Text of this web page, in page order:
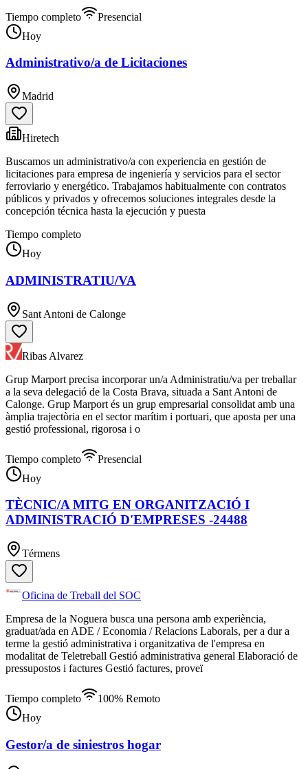
Tiempo completo
Presencial
Hoy
Administrativo/a de Licitaciones
Madrid
Hiretech
Buscamos un administrativo/a con experiencia en gestión de
licitaciones para empresa de ingeniería y servicios para el sector
ferroviario y energético. Trabajamos habitualmente con contratos
públicos y privados y ofrecemos soluciones integrales desde la
concepción técnica hasta la ejecución y puesta
Tiempo completo
Hoy
ADMINISTRATIU/VA
Sant Antoni de Calonge
Ribas Alvarez
Grup Marport precisa incorporar un/a Administratiu/va per treballar
a la seva delegació de la Costa Brava, situada a Sant Antoni de
Calonge. Grup Marport és un grup empresarial consolidat amb una
àmplia trajectòria en el sector marítim i portuari, que aposta per una
gestió professional, rigorosa i o
Tiempo completo
Presencial
Hoy
TÈCNIC/A MITG EN ORGANITZACIÓ I
ADMINISTRACIÓ D'EMPRESES -24488
Térmens
Oficina de Treball del SOC
Empresa de la Noguera busca una persona amb experiència,
graduat/ada en ADE / Economia / Relacions Laborals, per a dur a
terme la gestió administrativa i organitzativa de l'empresa en
modalitat de Teletreball Gestió administrativa general Elaboració de
pressupostos i factures Gestió factures, proveï
Tiempo completo
100% Remoto
Hoy
Gestor/a de siniestros hogar